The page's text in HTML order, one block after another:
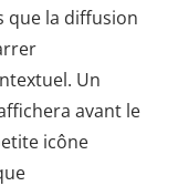
que la diffusion
Un
avant le
icône